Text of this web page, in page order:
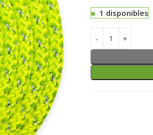
1 disponibles